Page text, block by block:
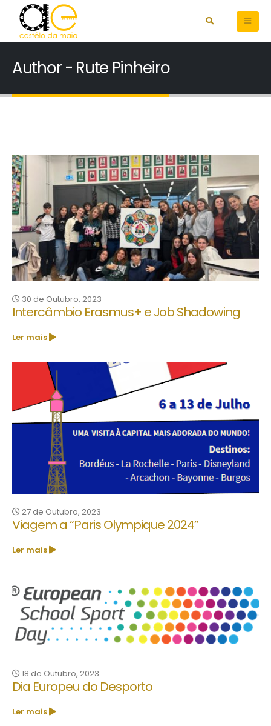
Author - Rute Pinheiro
30 de Outubro, 2023
Intercâmbio Erasmus+ e Job Shadowing
Ler mais
27 de Outubro, 2023
Viagem a “Paris Olympique 2024”
Ler mais
18 de Outubro, 2023
Dia Europeu do Desporto
Ler mais